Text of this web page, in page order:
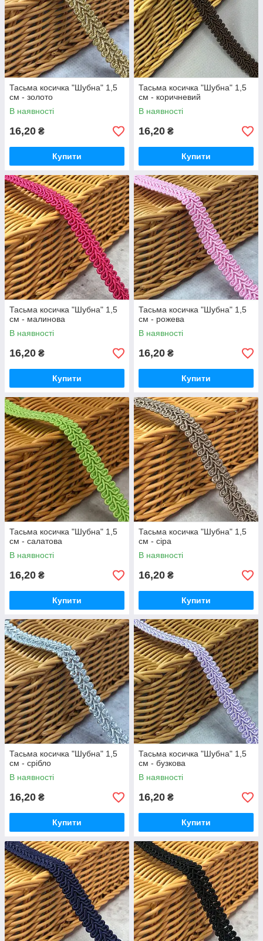
Тасьма косичка "Шубна" 1,5
см - золото
В наявності
16,20 ₴
Купити
Тасьма косичка "Шубна" 1,5
см - коричневий
В наявності
16,20 ₴
Купити
Тасьма косичка "Шубна" 1,5
см - малинова
В наявності
16,20 ₴
Купити
Тасьма косичка "Шубна" 1,5
см - рожева
В наявності
16,20 ₴
Купити
Тасьма косичка "Шубна" 1,5
см - салатова
В наявності
16,20 ₴
Купити
Тасьма косичка "Шубна" 1,5
см - сіра
В наявності
16,20 ₴
Купити
Тасьма косичка "Шубна" 1,5
см - срібло
В наявності
16,20 ₴
Купити
Тасьма косичка "Шубна" 1,5
см - бузкова
В наявності
16,20 ₴
Купити